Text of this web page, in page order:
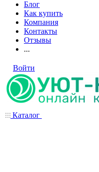
Блог
Как купить
Компания
Контакты
Отзывы
...
Войти
Каталог